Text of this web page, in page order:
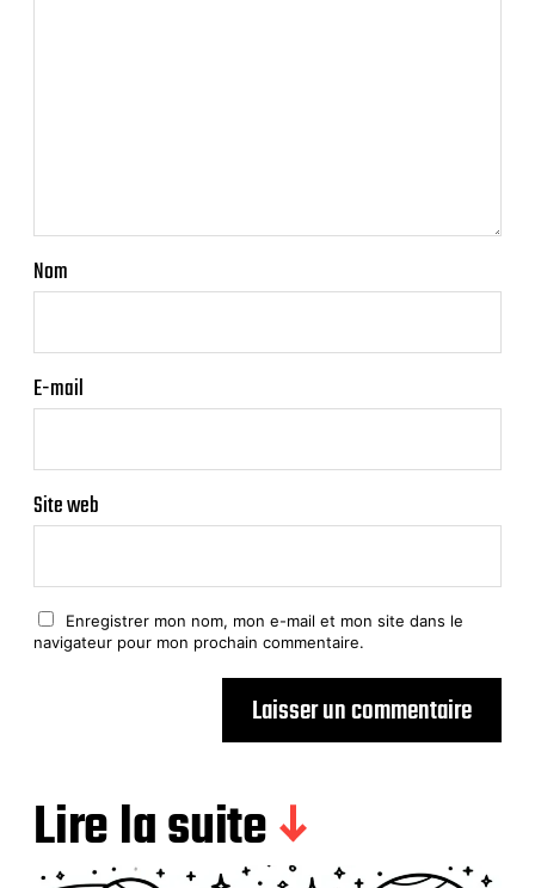
Nom
E-mail
Site web
Enregistrer mon nom, mon e-mail et mon site dans le
navigateur pour mon prochain commentaire.
Lire la suite